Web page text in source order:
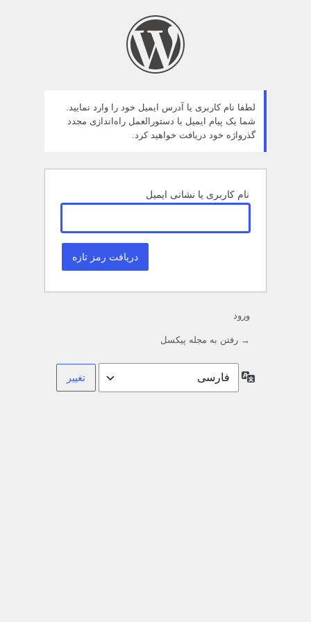
لطفا نام کاربری یا آدرس ایمیل خود را وارد نمایید.
شما یک پیام ایمیل با دستورالعمل راه‌اندازی مجدد
گذرواژه خود دریافت خواهید کرد.
نام کاربری یا نشانی ایمیل
ورود
→ رفتن به مجله پیکسل
زبان